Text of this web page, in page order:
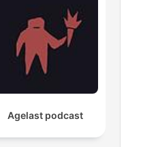
Agelast podcast